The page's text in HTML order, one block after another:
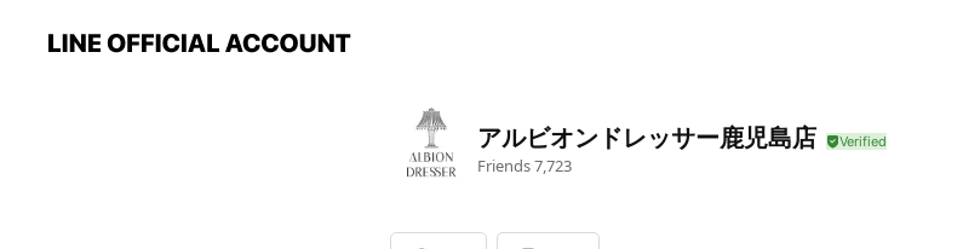
アルビオンドレッサー鹿児島店
Friends7,723